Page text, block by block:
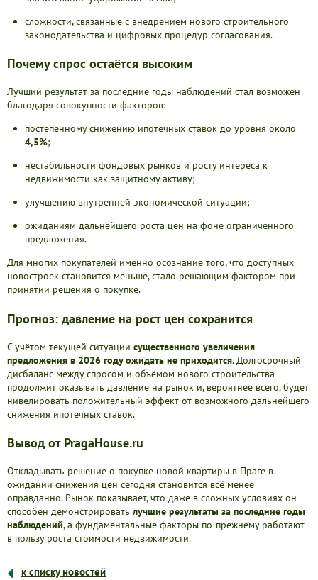
сложности, связанные с внедрением нового строительного
законодательства и цифровых процедур согласования.
Почему спрос остаётся высоким
Лучший результат за последние годы наблюдений стал возможен
благодаря совокупности факторов:
постепенному снижению ипотечных ставок до уровня около
4,5%;
нестабильности фондовых рынков и росту интереса к
недвижимости как защитному активу;
улучшению внутренней экономической ситуации;
ожиданиям дальнейшего роста цен на фоне ограниченного
предложения.
Для многих покупателей именно осознание того, что доступных
новостроек становится меньше, стало решающим фактором при
принятии решения о покупке.
Прогноз: давление на рост цен сохранится
С учётом текущей ситуации существенного увеличения
предложения в 2026 году ожидать не приходится. Долгосрочный
дисбаланс между спросом и объёмом нового строительства
продолжит оказывать давление на рынок и, вероятнее всего, будет
нивелировать положительный эффект от возможного дальнейшего
снижения ипотечных ставок.
Вывод от PragaHouse.ru
Откладывать решение о покупке новой квартиры в Праге в
ожидании снижения цен сегодня становится всё менее
оправданно. Рынок показывает, что даже в сложных условиях он
способен демонстрироватьлучшие результаты за последние годы
наблюдений, а фундаментальные факторы по-прежнему работают
в пользу роста стоимости недвижимости.
к списку новостей